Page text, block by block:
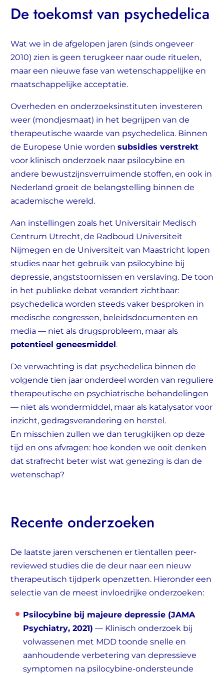
De toekomst van psychedelica
Wat we in de afgelopen jaren (sinds ongeveer
2010) zien is geen terugkeer naar oude rituelen,
maar een nieuwe fase van wetenschappelijke en
maatschappelijke acceptatie.
Overheden en onderzoeksinstituten investeren
weer (mondjesmaat) in het begrijpen van de
therapeutische waarde van psychedelica. Binnen
de Europese Unie worden subsidies verstrekt
voor klinisch onderzoek naar psilocybine en
andere bewustzijnsverruimende stoffen, en ook in
Nederland groeit de belangstelling binnen de
academische wereld.
Aan instellingen zoals het Universitair Medisch
Centrum Utrecht, de Radboud Universiteit
Nijmegen en de Universiteit van Maastricht lopen
studies naar het gebruik van psilocybine bij
depressie, angststoornissen en verslaving. De toon
in het publieke debat verandert zichtbaar:
psychedelica worden steeds vaker besproken in
medische congressen, beleidsdocumenten en
media — niet als drugsprobleem, maar als
potentieel geneesmiddel.
De verwachting is dat psychedelica binnen de
volgende tien jaar onderdeel worden van reguliere
therapeutische en psychiatrische behandelingen
— niet als wondermiddel, maar als katalysator voor
inzicht, gedragsverandering en herstel.
En misschien zullen we dan terugkijken op deze
tijd en ons afvragen: hoe konden we ooit denken
dat strafrecht beter wist wat genezing is dan de
wetenschap?
Recente onderzoeken
De laatste jaren verschenen er tientallen peer-
reviewed studies die de deur naar een nieuw
therapeutisch tijdperk openzetten. Hieronder een
selectie van de meest invloedrijke onderzoeken:
Psilocybine bij majeure depressie (JAMA
Psychiatry, 2021) — Klinisch onderzoek bij
volwassenen met MDD toonde snelle en
aanhoudende verbetering van depressieve
symptomen na psilocybine-ondersteunde